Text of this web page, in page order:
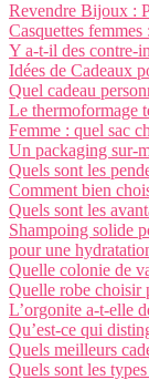
Revendre Bijoux :
Casquettes
Y a-t-il des contre-
Idées de Cadeaux
Quel cadeau
Le thermoformage
Femme : quel sac
Un packaging sur-
Quels sont les
Comment bien
Quels sont les
Shampoing solide
pour une
Quelle colonie de
Quelle robe choisir
L’orgonite a-t-elle
Qu’est-ce qui
Quels meilleurs
Quels sont les